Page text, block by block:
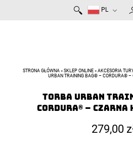
PL
STRONA GŁÓWNA » SKLEP ONLINE » AKCESORIA
URBAN TRAINING BAG® – CORDURA® –
Torba URBAN
Cordura® – Czarna
279,00